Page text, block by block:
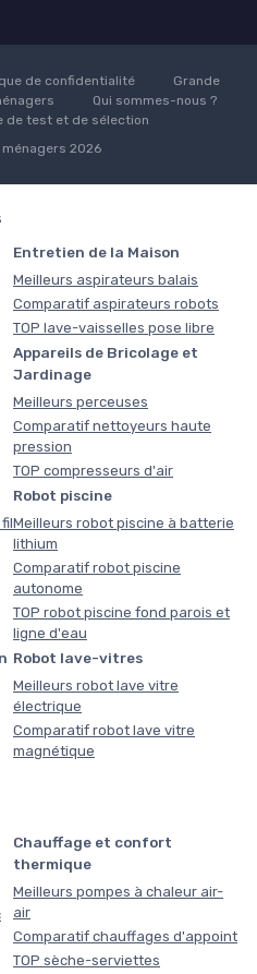
de confidentialité
Grande
Qui sommes-nous ?
de test et de sélection
2026
Entretien de la Maison
Meilleurs aspirateurs balais
Comparatif aspirateurs robots
TOP lave-vaisselles pose libre
Appareils de Bricolage et
Jardinage
Meilleurs perceuses
Comparatif nettoyeurs haute
pression
TOP compresseurs d'air
Robot piscine
Meilleurs robot piscine à batterie
lithium
Comparatif robot piscine
autonome
TOP robot piscine fond parois et
ligne d'eau
Robot lave-vitres
Meilleurs robot lave vitre
électrique
Comparatif robot lave vitre
magnétique
Chauffage et confort
thermique
Meilleurs pompes à chaleur air-
air
Comparatif chauffages d'appoint
TOP sèche-serviettes